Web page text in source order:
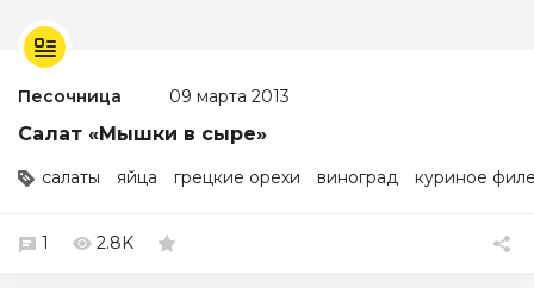
Песочница 09 марта 2013
Салат «Мышки в сыре»
салаты яйца грецкие орехи виноград куриное
1 2.8K